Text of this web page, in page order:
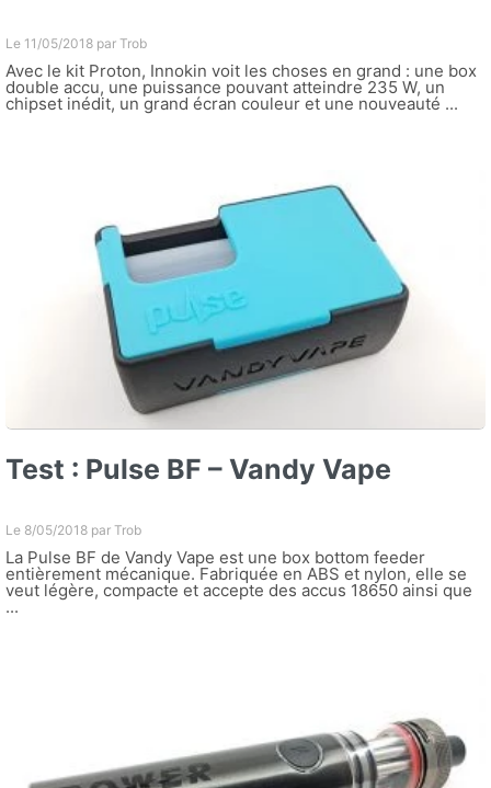
Le 11/05/2018 par Trob
Avec le kit Proton, Innokin voit les choses en grand : une box
double accu, une puissance pouvant atteindre 235 W, un
chipset inédit, un grand écran couleur et une nouveauté ...
Test : Pulse BF – Vandy Vape
Le 8/05/2018 par Trob
La Pulse BF de Vandy Vape est une box bottom feeder
entièrement mécanique. Fabriquée en ABS et nylon, elle se
veut légère, compacte et accepte des accus 18650 ainsi que
...